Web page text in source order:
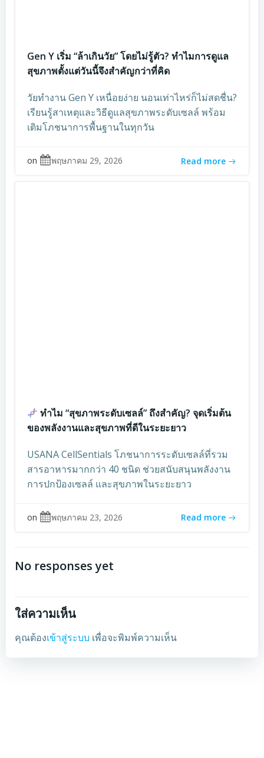
Gen Y เริ่ม “ล้าเกินวัย” โดยไม่รู้ตัว? ทำไมการดูแล
สุขภาพตั้งแต่วันนี้จึงสำคัญกว่าที่คิด
วัยทำงาน Gen Y เหนื่อยง่าย นอนเท่าไหร่ก็ไม่สดชื่น?
เรียนรู้สาเหตุและวิธีดูแลสุขภาพระดับเซลล์ พร้อม
เติมโภชนาการพื้นฐานในทุกวัน
on พฤษภาคม 29, 2026 Read more
ทำไม “สุขภาพระดับเซลล์” ถึงสำคัญ? จุดเริ่มต้น
ของพลังงานและสุขภาพที่ดีในระยะยาว
USANA CellSentials โภชนาการระดับเซลล์ที่รวม
สารอาหารมากกว่า 40 ชนิด ช่วยสนับสนุนพลังงาน
การปกป้องเซลล์ และสุขภาพในระยะยาว
on พฤษภาคม 23, 2026 Read more
No responses yet
ใส่ความเห็น
คุณต้องเข้าสู่ระบบ เพื่อจะพิมพ์ความเห็น